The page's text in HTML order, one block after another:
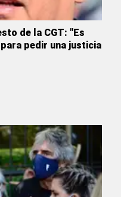
de la CGT: "Es
pedir una justicia